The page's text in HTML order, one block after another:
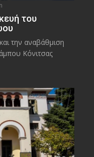
του
την αναβάθμιση
Κόνιτσας